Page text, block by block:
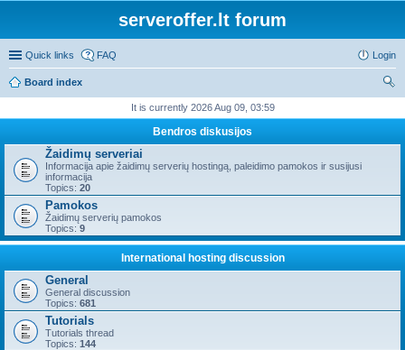
serveroffer.lt forum
Quick links FAQ Login
Board index
It is currently 2026 Aug 09, 03:59
Bendros diskusijos
Žaidimų serveriai
Informacija apie žaidimų serverių hostingą, paleidimo pamokos ir susijusi
informacija
Topics: 20
Pamokos
Žaidimų serverių pamokos
Topics: 9
International hosting discussion
General
General discussion
Topics: 681
Tutorials
Tutorials thread
Topics: 144